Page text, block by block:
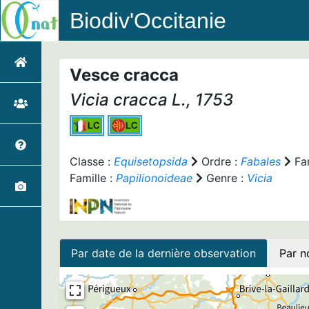
Biodiv'Occitanie
Vesce cracca
Vicia cracca L., 1753
Classe : Equisetopsida Ordre : Fabales
Famille : Papilionoideae Genre : Vicia
Par date de la dernière observation Par